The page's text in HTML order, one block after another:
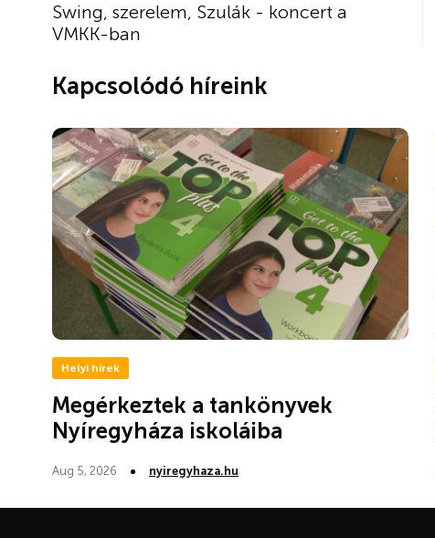
Swing, szerelem, Szulák - koncert a
VMKK-ban
Kapcsolódó híreink
Helyi hírek
Megérkeztek a tankönyvek
Nyíregyháza iskoláiba
Aug 5, 2026 nyiregyhaza.hu